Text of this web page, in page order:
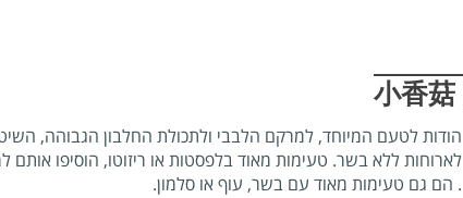
הודות לטעם המיוחד, למרקם הלבבי ולתכולת החלבון הגבוהה,
לארוחות ללא בשר. טעימות מאוד בלפסטות או ריזוטו, הוסיפו אותם
. הם גם טעימות מאוד עם בשר, עוף או סלמון.